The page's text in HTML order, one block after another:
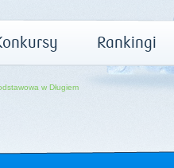
Rankingi
w Długiem